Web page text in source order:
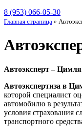
8 (953) 066-05-30
Главная страница »
Автоэксперт –
Автоэкспертиза в
которой специалист
автомобилю в
условия страхования
транспортного